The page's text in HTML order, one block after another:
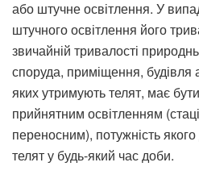
або штучне освітлення. У
штучного освітлення його
звичайній тривалості
споруда, приміщення, будівля
яких утримують телят, має
прийнятним освітленням
переносним), потужність
телят у будь-який час доби.